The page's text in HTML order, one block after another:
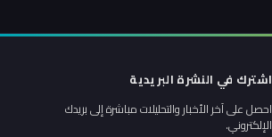
اشترك في النشرة البريدية
احصل على آخر الأخبار والتحليلات مباشرة إلى بريدك
الإلكتروني.